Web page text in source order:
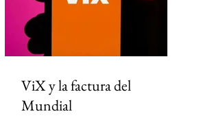
México desde Arizona y la violencia
ligada al crimen o
ViX y la factura del
Mundial